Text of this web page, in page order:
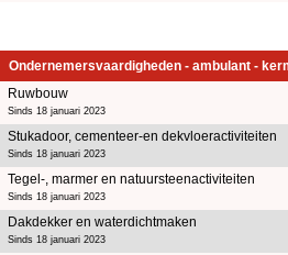
Ondernemersvaardigheden - ambulant -
Ruwbouw
Sinds 18 januari 2023
Stukadoor, cementeer-en dekvloeractiviteiten
Sinds 18 januari 2023
Tegel-, marmer en natuursteenactiviteiten
Sinds 18 januari 2023
Dakdekker en waterdichtmaken
Sinds 18 januari 2023